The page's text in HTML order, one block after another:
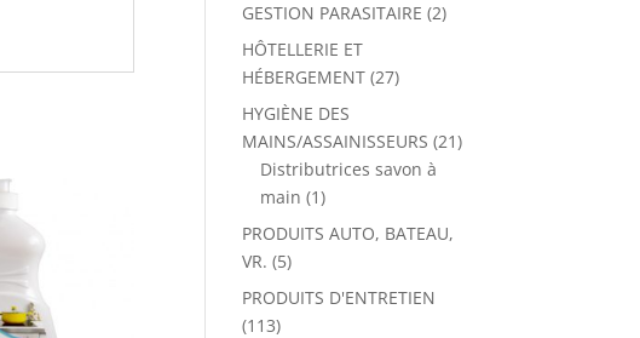
GESTION PARASITAIRE (2)
HÔTELLERIE ET
HÉBERGEMENT (27)
HYGIÈNE DES
MAINS/ASSAINISSEURS (21)
Distributrices savon à
main (1)
PRODUITS AUTO, BATEAU,
VR. (5)
PRODUITS D'ENTRETIEN
(113)